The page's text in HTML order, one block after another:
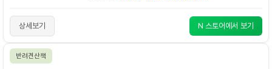
상세보기 N 스토어에서 보기
반려견산책